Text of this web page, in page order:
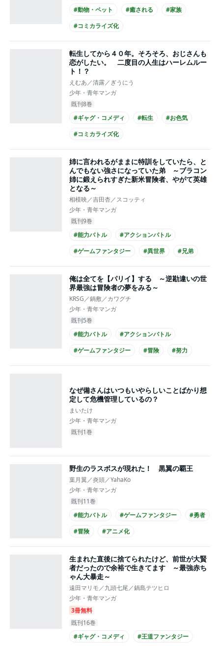
#動物・ペット
#癒される
#家族
#コミカライズ化
転生してから４０年。そろそろ、おじさんも
恋がしたい。 二度目の人生はハーレムルー
ト！？
えむあ／清露／ぎうにう
少年・青年マンガ
既刊8巻
#ギャグ・コメディ
#転生
#お色気
#コミカライズ化
姉に言われるがままに特訓をしていたら、と
んでもない強さになっていた弟 ～ブラコン
姉に鍛えられすぎた新米冒険者、やがて英雄
となる～
相模映／吉田杏／スコッティ
少年・青年マンガ
既刊9巻
#能力バトル
#アクションバトル
#ゲームファンタジー
#異世界
#兄弟
#成長
#コミカライズ化
俺は全てを【パリイ】する ～逆勘違いの世
界最強は冒険者の夢をみる～
KRSG／鍋敷／カワグチ
少年・青年マンガ
既刊5巻
#能力バトル
#アクションバトル
#ゲームファンタジー
#冒険
#努力
#成長
#コミカライズ化
なぜ備さんはいつもいやらしいことばかり想
定して危機管理しているの？
まいたけ
少年・青年マンガ
既刊1巻
野生のラスボスが現れた！ 黒翼の覇王
葉月翼／炎頭／YahaKo
少年・青年マンガ
既刊11巻
#能力バトル
#ゲームファンタジー
#勇者
#冒険
#アニメ化
生まれた直後に捨てられたけど、前世が大賢
者だったので余裕で生きてます ～最強赤ち
ゃん大暴走～
遠田マリモ／九頭七尾／鍋島テツヒロ
少年・青年マンガ
3冊無料
既刊16巻
#ギャグ・コメディ
#王道ファンタジー